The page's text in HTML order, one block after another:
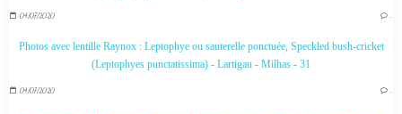
04/07/2020 …
Photos avec lentille Raynox : Leptophye ou sauterelle ponctuée, Speckled bush-cricket
(Leptophyes punctatissima) - Lartigau - Milhas - 31
04/07/2020 …